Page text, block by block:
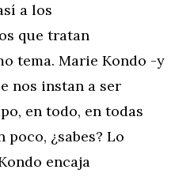
a los
que tratan
tema. Marie Kondo -y
nos instan a ser
en todo, en todas
¿sabes? Lo
encaja